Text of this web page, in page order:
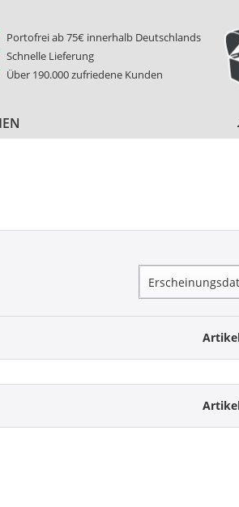
Portofrei ab 75€ innerhalb Deutschlands
Schnelle Lieferung
Über 190.000 zufriedene Kunden